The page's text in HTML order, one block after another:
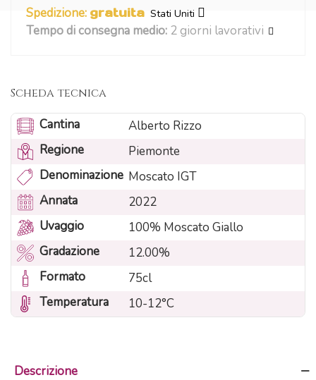
Spedizione: gratuita Stati Uniti
Tempo di consegna medio: 2 giorni lavorativi
Scheda tecnica
Cantina
Alberto Rizzo
Regione
Piemonte
Denominazione Moscato IGT
Annata
2022
Uvaggio
100% Moscato Giallo
Gradazione
12.00%
Formato
75cl
Temperatura
10-12°C
Descrizione